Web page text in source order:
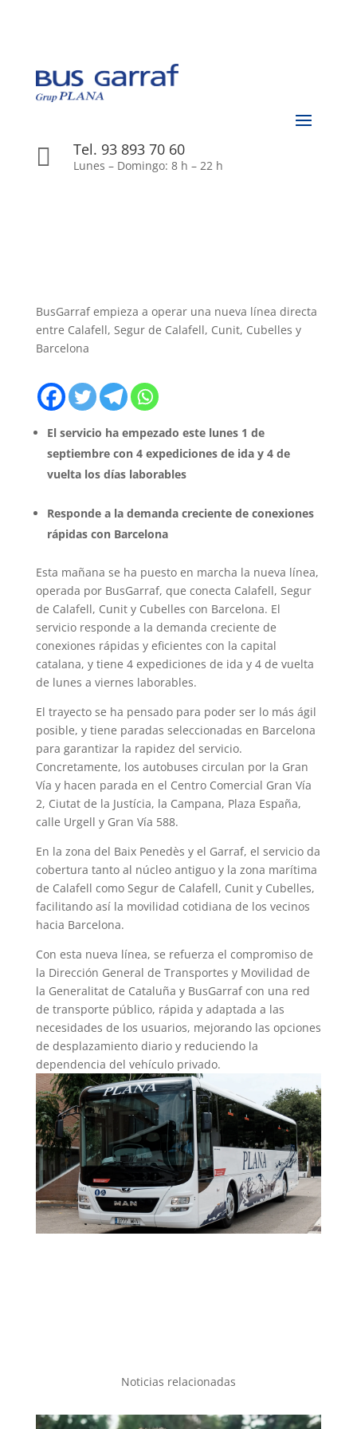
 Tel. 93 893 70 60
Lunes – Domingo: 8 h – 22 h
BusGarraf empieza a operar una nueva línea directa
entre Calafell, Segur de Calafell, Cunit, Cubelles y
Barcelona
El servicio ha empezado este lunes 1 de
septiembre con 4 expediciones de ida y 4 de
vuelta los días laborables
Responde a la demanda creciente de conexiones
rápidas con Barcelona
Esta mañana se ha puesto en marcha la nueva línea,
operada por BusGarraf, que conecta Calafell, Segur
de Calafell, Cunit y Cubelles con Barcelona. El
servicio responde a la demanda creciente de
conexiones rápidas y eficientes con la capital
catalana, y tiene 4 expediciones de ida y 4 de vuelta
de lunes a viernes laborables.
El trayecto se ha pensado para poder ser lo más ágil
posible, y tiene paradas seleccionadas en Barcelona
para garantizar la rapidez del servicio.
Concretamente, los autobuses circulan por la Gran
Vía y hacen parada en el Centro Comercial Gran Vía
2, Ciutat de la Justícia, la Campana, Plaza España,
calle Urgell y Gran Vía 588.
En la zona del Baix Penedès y el Garraf, el servicio da
cobertura tanto al núcleo antiguo y la zona marítima
de Calafell como Segur de Calafell, Cunit y Cubelles,
facilitando así la movilidad cotidiana de los vecinos
hacia Barcelona.
Con esta nueva línea, se refuerza el compromiso de
la Dirección General de Transportes y Movilidad de
la Generalitat de Cataluña y BusGarraf con una red
de transporte público, rápida y adaptada a las
necesidades de los usuarios, mejorando las opciones
de desplazamiento diario y reduciendo la
dependencia del vehículo privado.
Noticias relacionadas